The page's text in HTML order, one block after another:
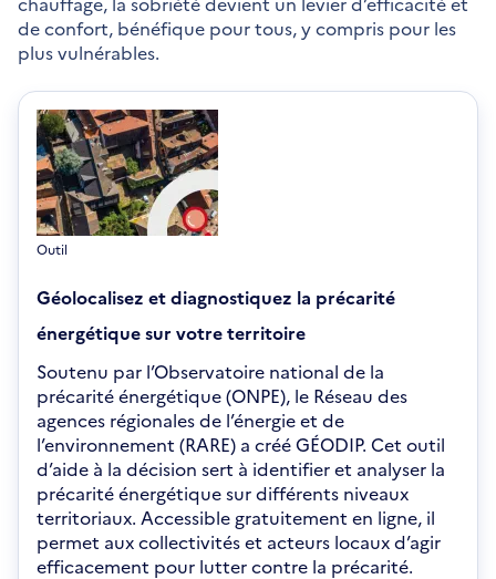
de confort, bénéfique pour tous, y compris pour les
plus vulnérables.
Outil
Géolocalisez et diagnostiquez la précarité
énergétique sur votre territoire
Soutenu par l’Observatoire national de la
précarité énergétique (ONPE), le Réseau des
agences régionales de l’énergie et de
l’environnement (RARE) a créé GÉODIP. Cet outil
d’aide à la décision sert à identifier et analyser la
précarité énergétique sur différents niveaux
territoriaux. Accessible gratuitement en ligne, il
permet aux collectivités et acteurs locaux d’agir
efficacement pour lutter contre la précarité.